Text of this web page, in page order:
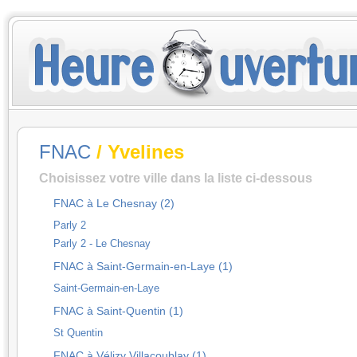
FNAC / Yvelines
Choisissez votre ville dans la liste ci-dessous
FNAC à Le Chesnay (2)
Parly 2
Parly 2 - Le Chesnay
FNAC à Saint-Germain-en-Laye (1)
Saint-Germain-en-Laye
FNAC à Saint-Quentin (1)
St Quentin